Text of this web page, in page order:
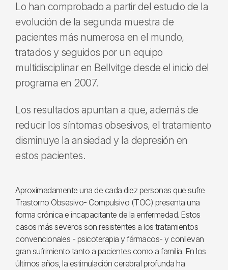
Lo han comprobado a partir del estudio de la
evolución de la segunda muestra de
pacientes más numerosa en el mundo,
tratados y seguidos por un equipo
multidisciplinar en Bellvitge desde el inicio del
programa en 2007.
Los resultados apuntan a que, además de
reducir los síntomas obsesivos, el tratamiento
disminuye la ansiedad y la depresión en
estos pacientes.
Aproximadamente una de cada diez personas que sufre
Trastorno Obsesivo- Compulsivo (TOC) presenta una
forma crónica e incapacitante de la enfermedad. Estos
casos más severos son resistentes a los tratamientos
convencionales - psicoterapia y fármacos- y conllevan
gran sufrimiento tanto a pacientes como a familia. En los
últimos años, la estimulación cerebral profunda ha